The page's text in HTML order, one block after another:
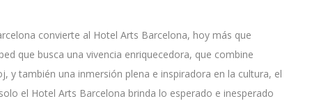
convierte al Hotel Arts Barcelona, hoy más que
que busca una vivencia enriquecedora, que combine
y también una inmersión plena e inspiradora en la cultura, el
el Hotel Arts Barcelona brinda lo esperado e inesperado